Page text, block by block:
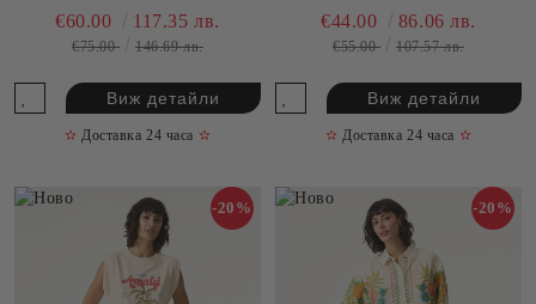
(SKU) Q260113
€60.00 117.35 лв.
€75.00 146.69 лв.
Виж детайли
✫ Доставка 24 часа ✫
GARCIA (SKU) Q260110
€44.00 86.06 лв.
€55.00 107.57 лв.
Виж детайли
✫ Доставка 24 часа ✫
-20% -20%